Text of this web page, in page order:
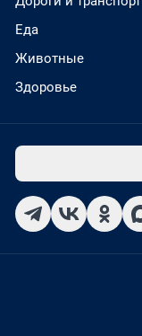
Еда
Животные
Здоровье